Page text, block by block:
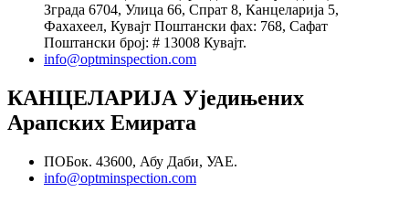
Зграда 6704, Улица 66, Спрат 8, Канцеларија 5,
Фахахеел, Кувајт Поштански фах: 768, Сафат
Поштански број: # 13008 Кувајт.
info@optminspection.com
КАНЦЕЛАРИЈА Уједињених
Арапских Емирата
ПОБок. 43600, Абу Даби, УАЕ.
info@optminspection.com